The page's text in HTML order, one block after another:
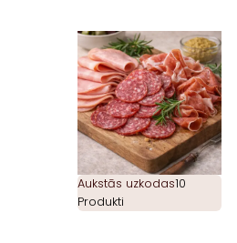
Aukstās uzkodas10
Produkti